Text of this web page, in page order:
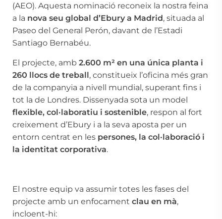
(AEO). Aquesta nominació reconeix la nostra feina
a la nova seu global d’Ebury a Madrid, situada al
Paseo del General Perón, davant de l’Estadi
Santiago Bernabéu.
El projecte, amb 2.600 m² en una única planta i
260 llocs de treball, constitueix l’oficina més gran
de la companyia a nivell mundial, superant fins i
tot la de Londres. Dissenyada sota un model
flexible, col·laboratiu i sostenible, respon al fort
creixement d’Ebury i a la seva aposta per un
entorn centrat en les persones, la col·laboració i
la identitat corporativa.
El nostre equip va assumir totes les fases del
projecte amb un enfocament clau en mà,
incloent-hi: